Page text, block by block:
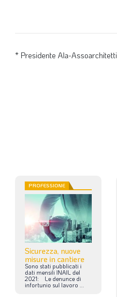
* Presidente Ala-Assoarchitetti
PROFESSIONE
Sicurezza, nuove
misure in cantiere
Sono stati pubblicati i
dati mensili INAIL del
2021:
Le denunce di
infortunio sul lavoro